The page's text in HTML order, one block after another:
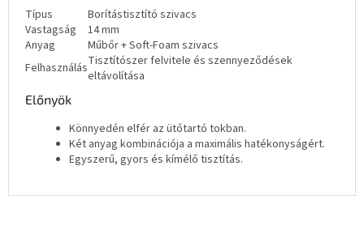
Típus
Borítástisztító szivacs
Vastagság
14 mm
Anyag
Műbőr + Soft-Foam szivacs
FelhasználásTisztítószer felvitele és szennyeződések
eltávolítása
Előnyök
Könnyedén elfér az ütőtartó tokban.
Két anyag kombinációja a maximális hatékonyságért.
Egyszerű, gyors és kímélő tisztítás.